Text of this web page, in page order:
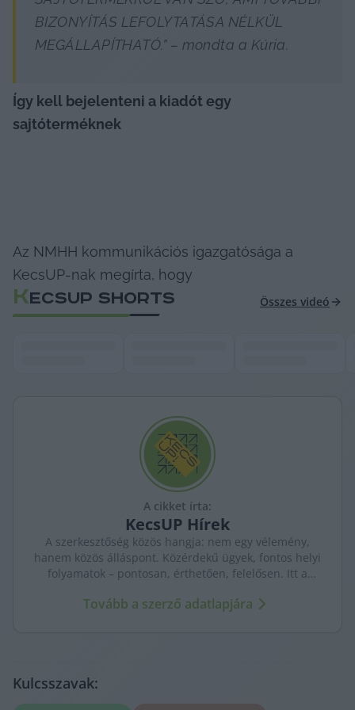
BIZONYÍTÁS LEFOLYTATÁSA NÉLKÜL
MEGÁLLAPÍTHATÓ.” – mondta a Kúria.
Így kell bejelenteni a kiadót egy
sajtóterméknek
Az NMHH kommunikációs igazgatósága a
KecsUP-nak megírta, hogy
KECSUP SHORTS Összes videó
A cikket írta:
KecsUP Hírek
A szerkesztőség közös hangja: nem egy vélemény,
hanem közös álláspont. Közérdekű ügyek, fontos helyi
folyamatok – pontosan, érthetően, felelősen. Itt a
Tovább a szerző adatlapjára
Kulcsszavak: